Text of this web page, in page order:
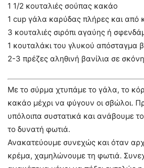
1 1/2 κουταλιές σούπας κακάο
1 cup γάλα καρύδας πλήρες και από
3 κουταλιές σιρόπι αγαύης ή
1 κουταλάκι του γλυκού απόσταγμα
2-3 πρέζες αληθινή βανίλια σε σκόνη
Με το σύρμα χτυπάμε το γάλα, το
κακάο μέχρι να φύγουν οι σβώλοι.
υπόλοιπα συστατικά και ανάβουμε
το δυνατή φωτιά.
Ανακατεύουμε συνεχώς και όταν
κρέμα, χαμηλώνουμε τη φωτιά.